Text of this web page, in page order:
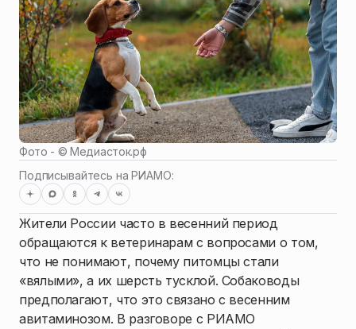
Фото - ©Медиасток.рф
Подписывайтесь на РИАМО:
Жители России часто в весенний период
обращаются к ветеринарам с вопросами о том,
что не понимают, почему питомцы стали
«вялыми», а их шерсть тусклой. Собаководы
предполагают, что это связано с весенним
авитаминозом. В разговоре с РИАМО